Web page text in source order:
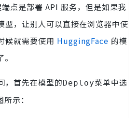
点是部署 API 服务，但是如果我
型，让别人可以直接在浏览器中使
候就需要使用 HuggingFace 的模
，首先在模型的Deploy菜单中选
示：